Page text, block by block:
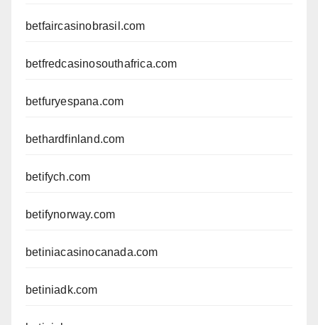
betfaircasinobrasil.com
betfredcasinosouthafrica.com
betfuryespana.com
bethardfinland.com
betifych.com
betifynorway.com
betiniacasinocanada.com
betiniadk.com